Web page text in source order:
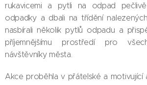
rukavicemi a pytli na odpad
odpadky a dbali na třídění
nasbírali několik pytlů odpadu a
příjemnějšímu prostředí pro
návštěvníky města.
Akce proběhla v přátelské a motivující